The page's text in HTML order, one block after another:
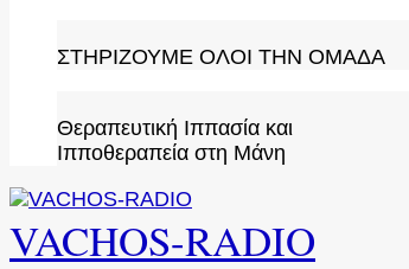
ΣΤΗΡΙΖΟΥΜΕ ΟΛΟΙ ΤΗΝ ΟΜΑΔΑ
Θεραπευτική Ιππασία και
Ιπποθεραπεία στη Μάνη
VACHOS-RADIO